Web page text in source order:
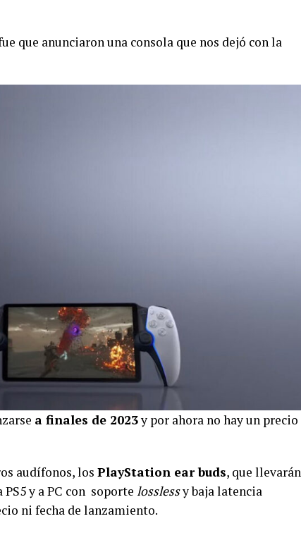
que anunciaron una consola que nos dejó con la
a finales de 2023y por ahora no hay un precio
audífonos, los PlayStation ear buds, que llevarán
y a PC con soporte losslessy baja latencia
ni fecha de lanzamiento.